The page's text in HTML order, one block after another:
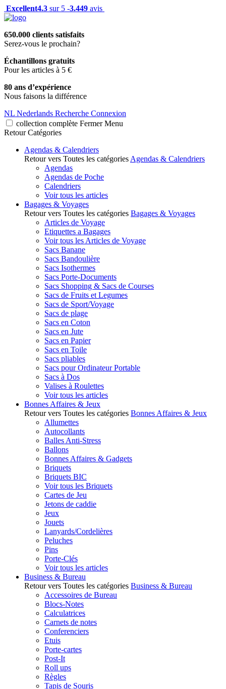
Excellent4.3 sur 5 -3.449 avis
650.000 clients satisfaits
Serez-vous le prochain?
Échantillons gratuits
Pour les articles à 5 €
80 ans d’expérience
Nous faisons la différence
NL Nederlands Recherche Connexion
collection complète Fermer Menu
Retour Catégories
Agendas & Calendriers
Retour vers Toutes les catégories Agendas & Calendriers
Agendas
Agendas de Poche
Calendriers
Voir tous les articles
Bagages & Voyages
Retour vers Toutes les catégories Bagages & Voyages
Articles de Voyage
Etiquettes a Bagages
Voir tous les Articles de Voyage
Sacs Banane
Sacs Bandoulière
Sacs Isothermes
Sacs Porte-Documents
Sacs Shopping & Sacs de Courses
Sacs de Fruits et Legumes
Sacs de Sport/Voyage
Sacs de plage
Sacs en Coton
Sacs en Jute
Sacs en Papier
Sacs en Toile
Sacs pliables
Sacs pour Ordinateur Portable
Sacs à Dos
Valises à Roulettes
Voir tous les articles
Bonnes Affaires & Jeux
Retour vers Toutes les catégories Bonnes Affaires & Jeux
Allumettes
Autocollants
Balles Anti-Stress
Ballons
Bonnes Affaires & Gadgets
Briquets
Briquets BIC
Voir tous les Briquets
Cartes de Jeu
Jetons de caddie
Jeux
Jouets
Lanyards/Cordelières
Peluches
Pins
Porte-Clés
Voir tous les articles
Business & Bureau
Retour vers Toutes les catégories Business & Bureau
Accessoires de Bureau
Blocs-Notes
Calculatrices
Carnets de notes
Conferenciers
Etuis
Porte-cartes
Post-It
Roll ups
Règles
Tapis de Souris